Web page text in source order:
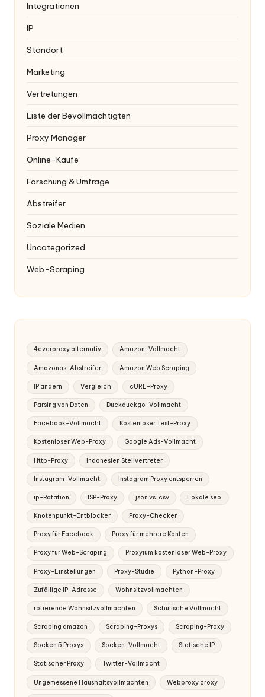
Integrationen
IP
Standort
Marketing
Vertretungen
Liste der Bevollmächtigten
Proxy Manager
Online-Käufe
Forschung & Umfrage
Abstreifer
Soziale Medien
Uncategorized
Web-Scraping
4everproxy alternativ Amazon-Vollmacht
Amazonas-Abstreifer Amazon Web Scraping
IP ändern Vergleich cURL-Proxy
Parsing von Daten Duckduckgo-Vollmacht
Facebook-Vollmacht Kostenloser Test-Proxy
Kostenloser Web-Proxy Google Ads-Vollmacht
Http-Proxy Indonesien Stellvertreter
Instagram-Vollmacht Instagram Proxy entsperren
ip-Rotation ISP-Proxy json vs. csv Lokale seo
Knotenpunkt-Entblocker Proxy-Checker
Proxy für Facebook Proxy für mehrere Konten
Proxy für Web-Scraping Proxyium kostenloser Web-Proxy
Proxy-Einstellungen Proxy-Studie Python-Proxy
Zufällige IP-Adresse Wohnsitzvollmachten
rotierende Wohnsitzvollmachten Schulische Vollmacht
Scraping amazon Scraping-Proxys Scraping-Proxy
Socken 5 Proxys Socken-Vollmacht Statische IP
Statischer Proxy Twitter-Vollmacht
Ungemessene Haushaltsvollmachten Webproxy croxy